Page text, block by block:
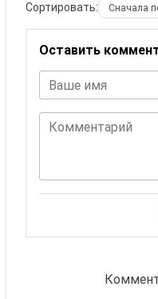
Сортировать:
Оставить
Ваше имя
Комментарий